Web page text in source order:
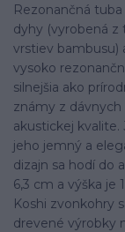
Rezonančná
dyhy (vyrobená z
vrstiev bambusu)
vysoko
silnejšia ako
známy z dávnych
akustickej
jeho jemný a
dizajn sa hodí do
6,3 cm a výška je
Koshi zvonkohry
drevené výrobky